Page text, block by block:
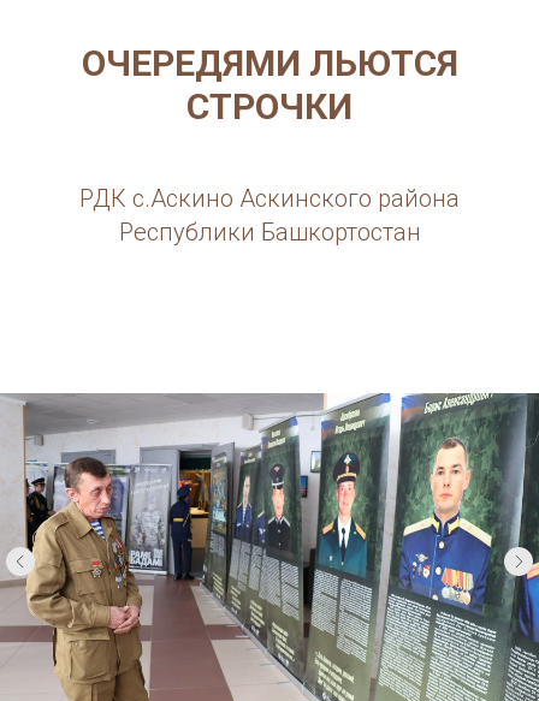
ОЧЕРЕДЯМИ ЛЬЮТСЯ
СТРОЧКИ
РДК с.Аскино Аскинского района
Республики Башкортостан